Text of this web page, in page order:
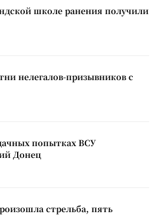
школе ранения получили
нелегалов-призывников с
попытках ВСУ
Донец
стрельба, пять